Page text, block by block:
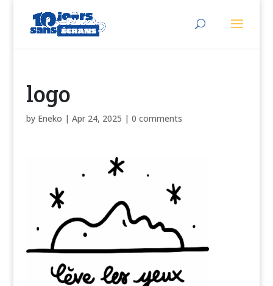
logo
by Eneko | Apr 24, 2025 | 0 comments